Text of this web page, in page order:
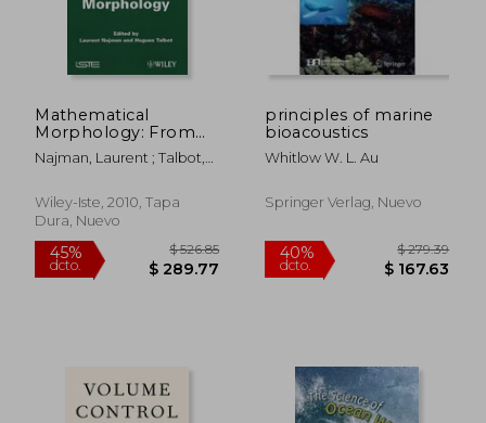
45%
dcto. $ 150.60
45%
dcto.
Mathematical
Morphology: From
Theory to
Applications (en
Najman, Laurent ; Talbot,
Wiley-Iste, 2010, Tapa
Dura, Nuevo
principles of marine
bioacoustics
Whitlow W. L. Au
Springer Verlag, Nuevo